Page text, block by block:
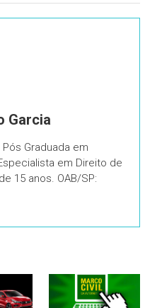
Garcia
Graduada em
em Direito de
15 anos. OAB/SP: